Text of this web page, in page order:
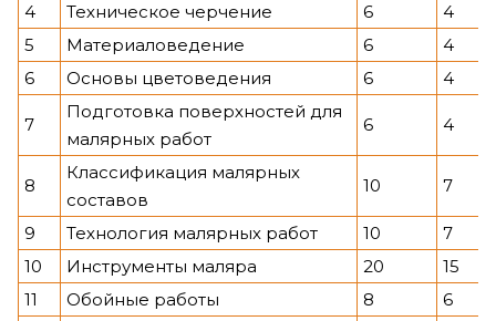
4 Техническое черчение 6
4
5
Материаловедение 6
4
6
Основы цветоведения 6 4
7
Подготовка поверхностей для
малярных работ
6 4
8
Классификация малярных
составов
10 7
9 Технология малярных работ 10
7
10
Инструменты маляра 20
15
11
Обойные работы 8
6